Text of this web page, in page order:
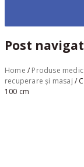
Post
Home / Produse
recuperare și masaj /
100 cm